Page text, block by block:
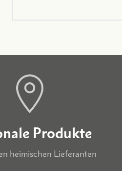
Produkte
heimischen Lieferanten